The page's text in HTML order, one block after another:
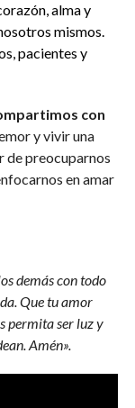
alma y
mismos.
pacientes y
con
y vivir una
de preocuparnos
en amar
demás con todo
Que tu amor
permita ser luz y
Amén».